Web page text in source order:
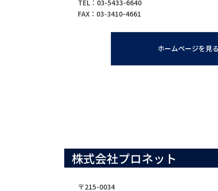
TEL：03-5433-6640
FAX：03-3410-4661
ホームページを見
株式会社プロネット
〒215-0034